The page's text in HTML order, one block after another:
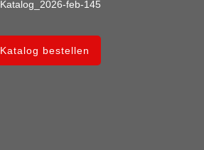
Katalog bestellen